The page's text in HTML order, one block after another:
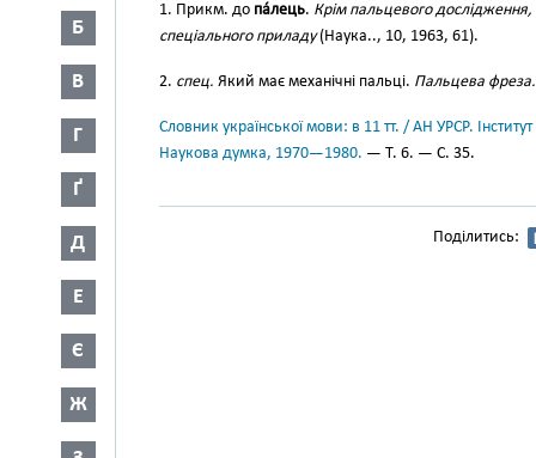
Б
В
Г
Ґ
Д
Е
Є
Ж
1. Прикм. до па́лець. Крім пальцевого
спеціального приладу(Наука.., 10, 1963, 61).
2. спец. Який має механічні пальці. Пальцева фреза.
Словник української мови: в 11 тт. / АН УРСР.
Наукова думка, 1970—1980. — Т. 6. — С. 35.
Поділитись: